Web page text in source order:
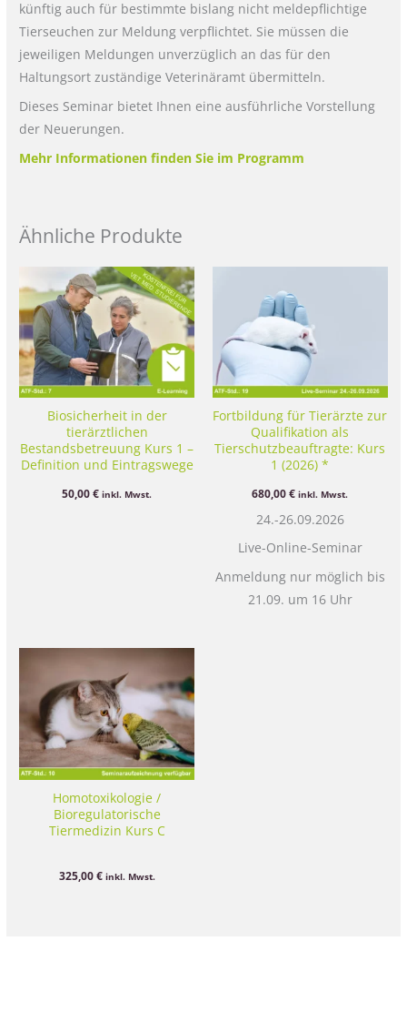
künftig auch für bestimmte bislang nicht meldepflichtige
Tierseuchen zur Meldung verpflichtet. Sie müssen die
jeweiligen Meldungen unverzüglich an das für den
Haltungsort zuständige Veterinäramt übermitteln.
Dieses Seminar bietet Ihnen eine ausführliche Vorstellung
der Neuerungen.
Mehr Informationen finden Sie im Programm
Ähnliche Produkte
Biosicherheit in der
tierärztlichen
Bestandsbetreuung Kurs 1 –
Definition und Eintragswege
50,00€ inkl. Mwst.
Fortbildung für Tierärzte zur
Qualifikation als
Tierschutzbeauftragte: Kurs
1 (2026) *
680,00€ inkl. Mwst.
24.-26.09.2026
Live-Online-Seminar
Anmeldung nur möglich bis
21.09. um 16 Uhr
Homotoxikologie /
Bioregulatorische
Tiermedizin Kurs C
325,00€ inkl. Mwst.